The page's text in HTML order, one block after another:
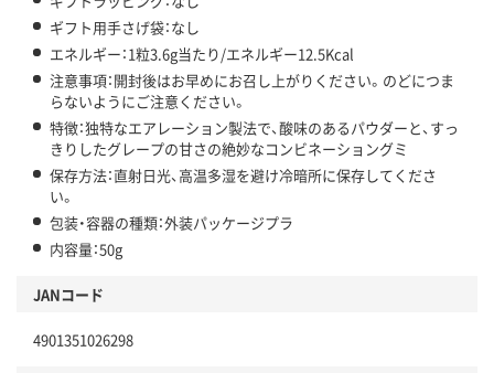
ギフト用手さげ袋：なし
エネルギー：1粒3.6g当たり/エネルギー12.5Kcal
注意事項：開封後はお早めにお召し上がりください。のどにつま
らないようにご注意ください。
特徴：独特なエアレーション製法で、酸味のあるパウダーと、すっ
きりしたグレープの甘さの絶妙なコンビネーショングミ
保存方法：直射日光、高温多湿を避け冷暗所に保存してくださ
い。
包装・容器の種類：外装パッケージプラ
内容量：50g
JANコード
4901351026298